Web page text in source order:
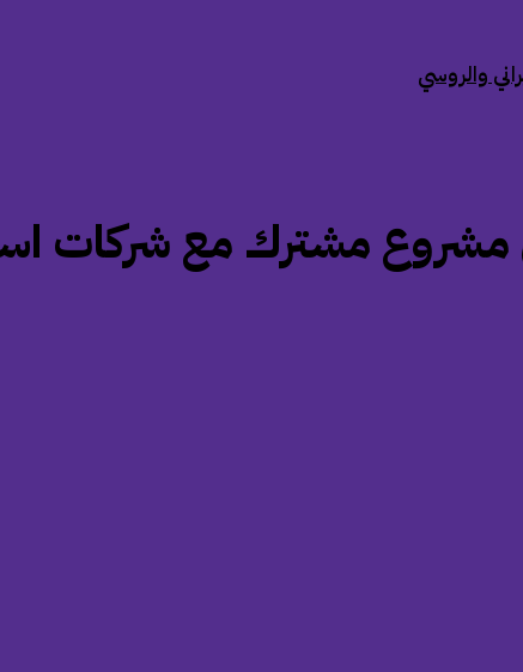
والروسي
مشروع مشترك مع شركات